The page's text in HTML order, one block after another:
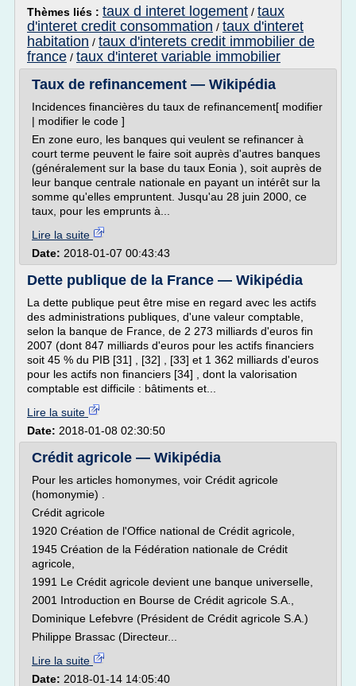
Thèmes liés : taux d interet logement / taux
d'interet credit consommation / taux d'interet
habitation / taux d'interets credit immobilier de
france / taux d'interet variable immobilier
Taux de refinancement — Wikipédia
Incidences financières du taux de refinancement[ modifier
| modifier le code ]
En zone euro, les banques qui veulent se refinancer à
court terme peuvent le faire soit auprès d'autres banques
(généralement sur la base du taux Eonia ), soit auprès de
leur banque centrale nationale en payant un intérêt sur la
somme qu'elles empruntent. Jusqu'au 28 juin 2000, ce
taux, pour les emprunts à...
Lire la suite
Date: 2018-01-07 00:43:43
Dette publique de la France — Wikipédia
La dette publique peut être mise en regard avec les actifs
des administrations publiques, d'une valeur comptable,
selon la banque de France, de 2 273 milliards d'euros fin
2007 (dont 847 milliards d'euros pour les actifs financiers
soit 45 % du PIB [31] , [32] , [33] et 1 362 milliards d'euros
pour les actifs non financiers [34] , dont la valorisation
comptable est difficile : bâtiments et...
Lire la suite
Date: 2018-01-08 02:30:50
Crédit agricole — Wikipédia
Pour les articles homonymes, voir Crédit agricole
(homonymie) .
Crédit agricole
1920 Création de l'Office national de Crédit agricole,
1945 Création de la Fédération nationale de Crédit
agricole,
1991 Le Crédit agricole devient une banque universelle,
2001 Introduction en Bourse de Crédit agricole S.A.,
Dominique Lefebvre (Président de Crédit agricole S.A.)
Philippe Brassac (Directeur...
Lire la suite
Date: 2018-01-14 14:05:40